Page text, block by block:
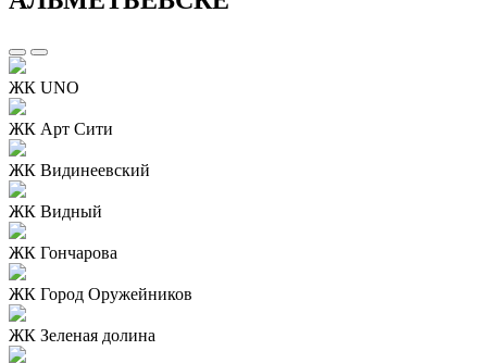
ЖК UNO
ЖК Арт Сити
ЖК Видинеевский
ЖК Видный
ЖК Гончарова
ЖК Город Оружейников
ЖК Зеленая долина